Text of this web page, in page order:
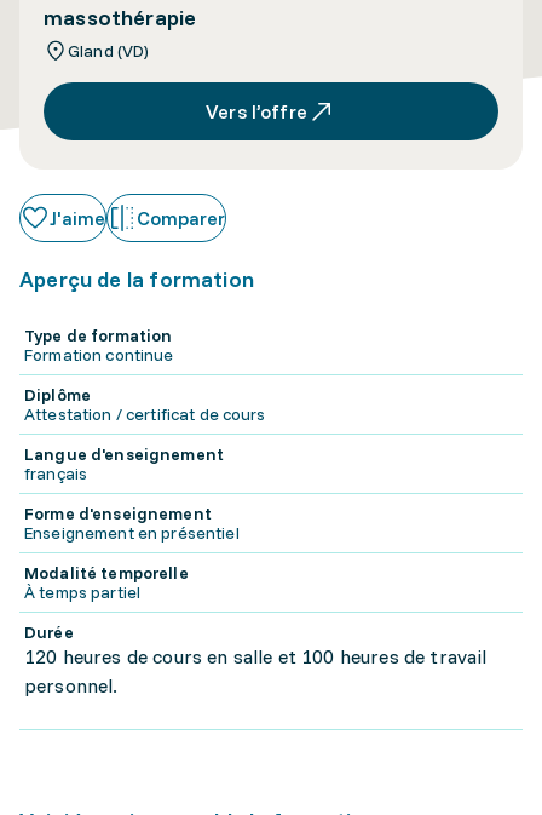
massothérapie
Gland (VD)
Vers l’offre
J'aime Comparer
Aperçu de la formation
Type de formation
Formation continue
Diplôme
Attestation / certificat de cours
Langue d'enseignement
français
Forme d'enseignement
Enseignement en présentiel
Modalité temporelle
À temps partiel
Durée
120 heures de cours en salle et 100 heures de travail
personnel.